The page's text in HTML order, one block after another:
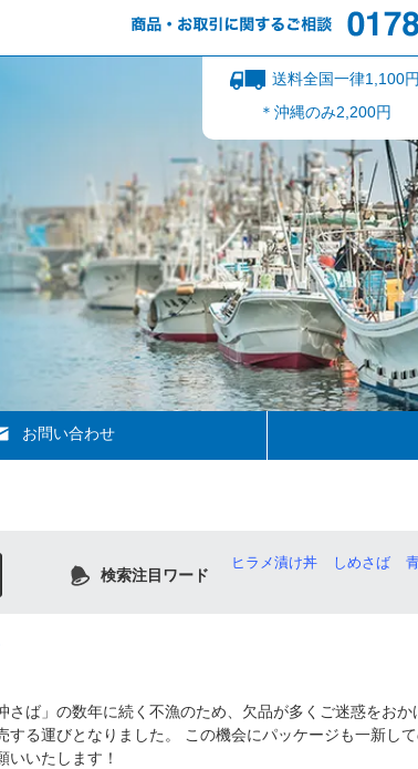
送料全国一律1,100円
＊沖縄のみ2,200円
お問い合わせ
検索注目ワード
ヒラメ漬け丼 しめさば
さば」の数年に続く不漁のため、欠品が多くご迷惑をお
する運びとなりました。 この機会にパッケージも一新し
いいたします！